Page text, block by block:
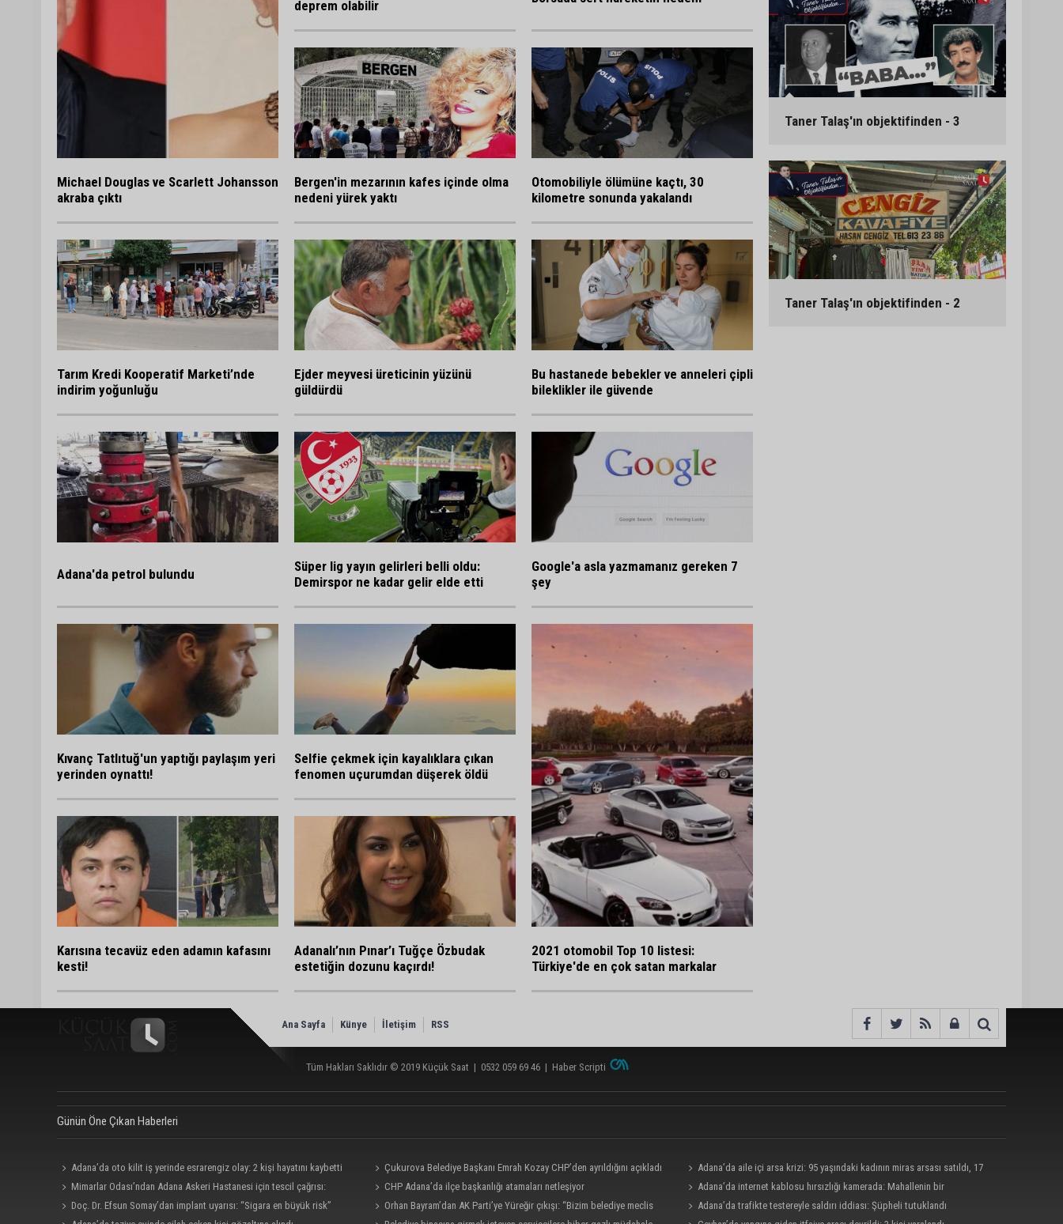
Michael Douglas ve Scarlett Johansson
akraba çıktı
deprem olabilir
Bergen'in mezarının kafes içinde olma
nedeni yürek yaktı
Otomobiliyle ölümüne kaçtı, 30
kilometre sonunda yakalandı
Tarım Kredi Kooperatif Marketi’nde
indirim yoğunluğu
Ejder meyvesi üreticinin yüzünü
güldürdü
Bu hastanede bebekler ve anneleri çipli
bileklikler ile güvende
Adana'da petrol bulundu
Süper lig yayın gelirleri belli oldu:
Demirspor ne kadar gelir elde etti
Google'a asla yazmamanız gereken 7
şey
2021 otomobil Top 10 listesi:
Türkiye'de en çok satan markalar
Kıvanç Tatlıtuğ'un yaptığı paylaşım yeri
yerinden oynattı!
Selfie çekmek için kayalıklara çıkan
fenomen uçurumdan düşerek öldü
Karısına tecavüz eden adamın kafasını
kesti!
Adanalı’nın Pınar’ı Tuğçe Özbudak
estetiğin dozunu kaçırdı!
Taner Talaş'ın objektifinden - 3
Taner Talaş'ın objektifinden - 2
Ana Sayfa Künye İletişim RSS
Tüm Hakları Saklıdır © 2019 Küçük Saat | 0532 059 69 46 | Haber Scripti
Günün Öne Çıkan Haberleri
Adana’da oto kilit iş yerinde esrarengiz olay: 2 kişi hayatını kaybetti Çukurova Belediye Başkanı Emrah Kozay CHP’den ayrıldığını açıkladı
Adana’da aile içi arsa krizi: 95 yaşındaki kadının miras arsası satıldı, 17
milyonun 13 milyonu harcandı
Mimarlar Odası’ndan Adana Askeri Hastanesi için tescil çağrısı:
“Satılmamalı, amaç dışı kullanılmamalı”
CHP Adana’da ilçe başkanlığı atamaları netleşiyor
Adana’da internet kablosu hırsızlığı kamerada: Mahallenin bir
bölümünde internet erişimi kesildi
Doç. Dr. Efsun Somay’dan implant uyarısı: “Sigara en büyük risk”
Orhan Bayram’dan AK Parti’ye Yüreğir çıkışı: “Bizim belediye meclis
Adana’da trafikte testereyle saldırı iddiası: Şüpheli tutuklandı